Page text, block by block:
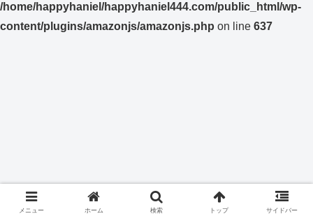
メニュー ホーム 検索 トップ サイドバー
/home/happyhaniel/happyhaniel444.com/public_html/wp-
content/plugins/amazonjs/amazonjs.php on line 637